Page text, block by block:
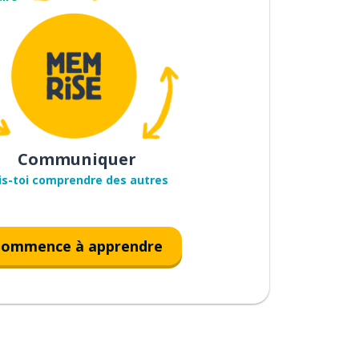
Communiquer
toi comprendre des autres
à apprendre